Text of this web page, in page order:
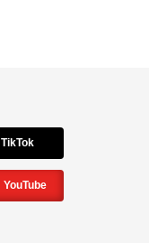
TikTok
YouTube